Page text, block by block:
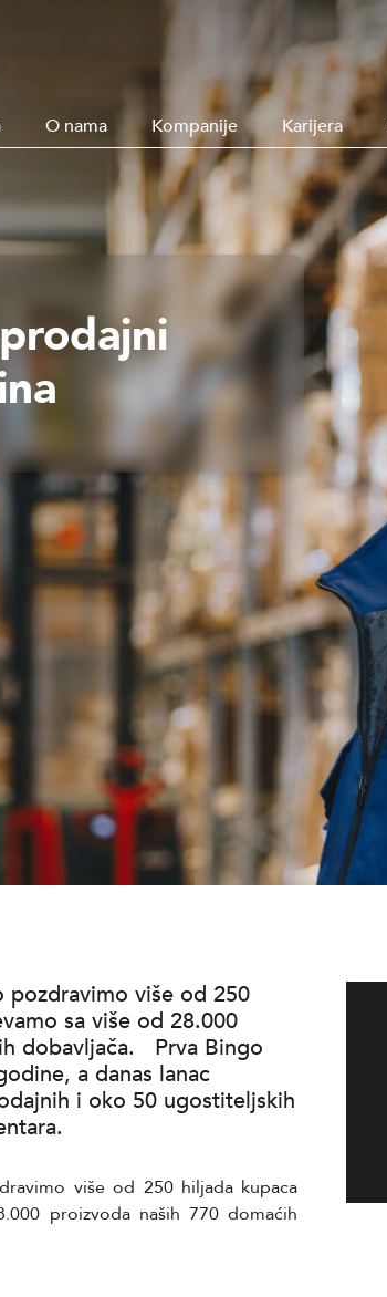
O nama Kompanije Karijera
pozdravimo više od 250
sa više od 28.000
dobavljača. Prva Bingo
a danas lanac
i oko 50 ugostiteljskih
više od 250 hiljada kupaca
proizvoda naših 770 domaćih